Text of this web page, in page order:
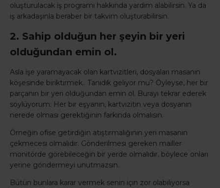
oluşturulacak iş programı hakkında yardım alabilirsin. Ya da
iş arkadaşınla beraber bir takvim oluşturabilirsin.
2. Sahip olduğun her şeyin bir yeri
olduğundan emin ol.
Asla işe yaramayacak olan kartvizitleri, dosyaları masanın
köşesinde biriktirmek.. Tanıdık geliyor mu? Öyleyse, her bir
parçanın bir yeri olduğundan emin ol. Burayı tekrar ederek
söylüyorum: Her bir eşyanın, kartvizitin veya dosyanın
nerede olması gerektiğinin farkında olmalısın.
Örneğin ofise getirdiğin atıştırmalığının yeri masanın
çekmecesi olmalıdır. Gönderilmesi gereken mailler
monitörde görebileceğin bir yerde olmalıdır, böylece onları
yerine göndermeyi unutmazsın.
Bütün bunlara karar vermek senin için zor olabiliyorsa